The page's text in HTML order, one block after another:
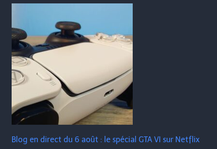
Blog en direct du 6 août : le spécial GTA VI sur Netflix